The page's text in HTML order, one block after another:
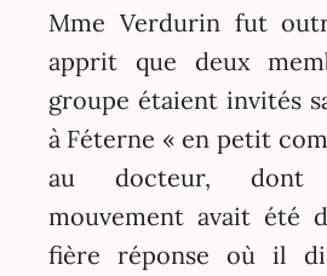
Mme Verdurin fut
apprit que deux
groupe étaient invités
à Féterne « en petit
au docteur,
mouvement avait été
fière réponse où il